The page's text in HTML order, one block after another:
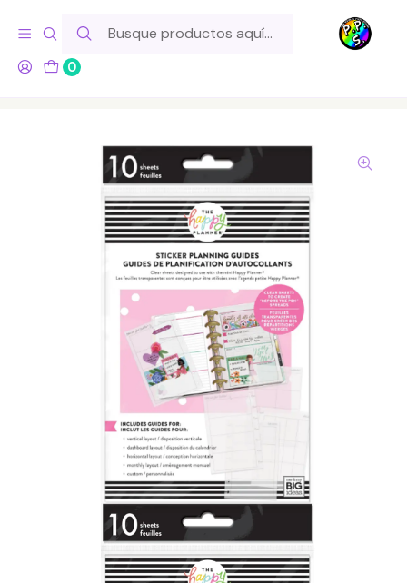
0
Hola! Si tu pedido incluye productos de fabricación propia,
ten en cuenta este tiempo para el despacho
Inicio